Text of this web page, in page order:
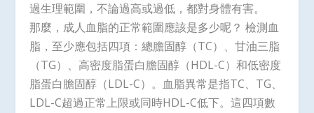
過生理範圍，不論過高或過低，都對身體有害。
那麼，成人血脂的正常範圍應該是多少呢？ 檢測血
脂，至少應包括四項：總膽固醇（TC）、甘油三脂
（TG）、高密度脂蛋白膽固醇（HDL-C）和低密度
脂蛋白膽固醇（LDL-C）。血脂異常是指TC、TG、
LDL-C超過正常上限或同時HDL-C低下。這四項數